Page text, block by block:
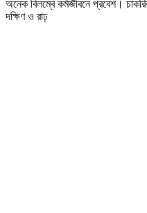
অনেক বিলম্বে কর্মজীবনে প্রবেশ।
দক্ষিণ ও রাঢ়